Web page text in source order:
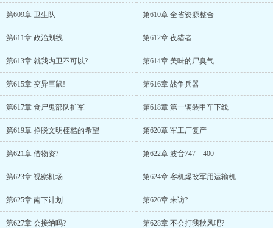
第609章 卫生队 第610章 全省资源整合
第611章 政治划线 第612章 夜猎者
第613章 就我内卫不可以? 第614章 美味的尸臭气
第615章 变异巨鼠! 第616章 战争兵器
第617章 食尸鬼部队扩军 第618章 第一辆装甲车下线
第619章 挣脱文明桎梏的希望 第620章 军工厂复产
第621章 借物资? 第622章 波音747－400
第623章 视察机场 第624章 客机爆改军用运输机
第625章 南下计划 第626章 来访?
第627章 会接纳吗? 第628章 不会打我秋风吧?